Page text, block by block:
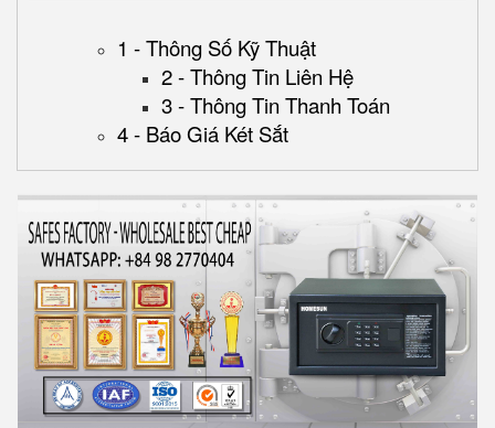
1 - Thông Số Kỹ Thuật
2 - Thông Tin Liên Hệ
3 - Thông Tin Thanh Toán
4 - Báo Giá Két Sắt